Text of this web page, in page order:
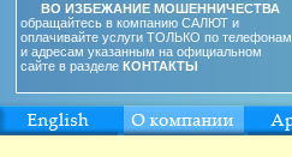
ВО ИЗБЕЖАНИЕ МОШЕННИЧЕСТВА
обращайтесь в компанию САЛЮТ и
оплачивайте услуги ТОЛЬКО по телефонам
и адресам указанным на официальном
сайте в разделе КОНТАКТЫ